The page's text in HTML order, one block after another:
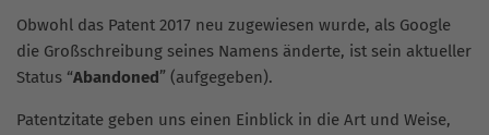
Obwohl das Patent 2017 neu zugewiesen wurde, als Google
die Großschreibung seines Namens änderte, ist sein aktueller
Status “Abandoned” (aufgegeben).
Patentzitate geben uns einen Einblick in die Art und Weise,